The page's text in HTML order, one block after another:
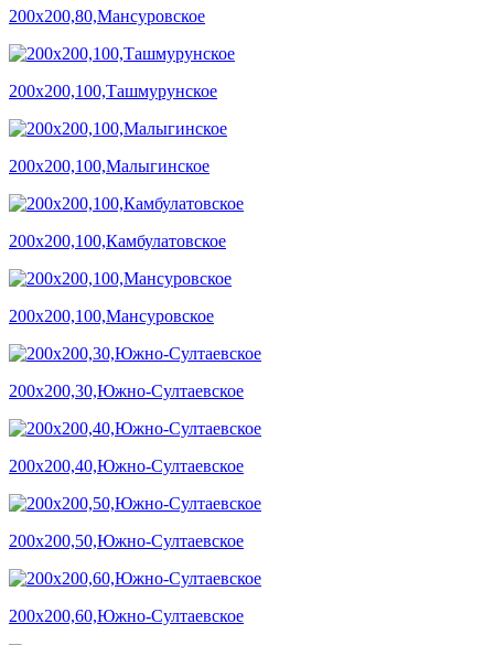
200х200,80,Мансуровское
200х200,100,Ташмурунское
200х200,100,Малыгинское
200х200,100,Камбулатовское
200х200,100,Мансуровское
200х200,30,Южно-Султаевское
200х200,40,Южно-Султаевское
200х200,50,Южно-Султаевское
200х200,60,Южно-Султаевское